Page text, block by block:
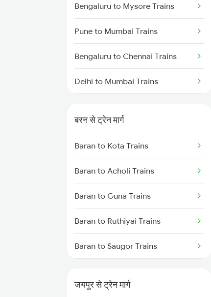
Bengaluru to Mysore Trains
Pune to Mumbai Trains
Bengaluru to Chennai Trains
Delhi to Mumbai Trains
Mumbai to Delhi Trains
Mumbai to Goa Trains
Chennai to Coimbatore Trains
बरन से ट्रेन मार्ग
Baran to Kota Trains
Baran to Acholi Trains
Baran to Guna Trains
Baran to Ruthiyai Trains
Baran to Saugor Trains
जयपुर से ट्रेन मार्ग